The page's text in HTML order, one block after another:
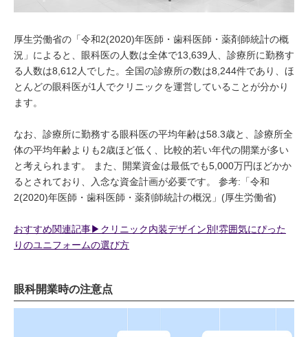
厚生労働省の「令和2(2020)年医師・歯科医師・薬剤師統計の概
況」によると、眼科医の人数は全体で13,639人、診療所に勤務す
る人数は8,612人でした。全国の診療所の数は8,244件であり、ほ
とんどの眼科医が1人でクリニックを運営していることが分かり
ます。
なお、診療所に勤務する眼科医の平均年齢は58.3歳と、診療所全
体の平均年齢よりも2歳ほど低く、比較的若い年代の開業が多い
と考えられます。 また、開業資金は最低でも5,000万円ほどかか
るとされており、入念な資金計画が必要です。 参考:「令和
2(2020)年医師・歯科医師・薬剤師統計の概況」(厚生労働省)
おすすめ関連記事▶︎クリニック内装デザイン別!雰囲気にぴった
りのユニフォームの選び方
眼科開業時の注意点